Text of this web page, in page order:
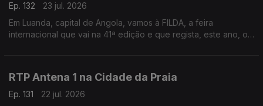
Ep. 132
23 jul. 2026
Em Luanda, capital de Angola, vamos à FILDA, a feira
internacional que vai na 41ª edição e que regista, este ano, o
RTP Antena 1 na Cidade da Praia
Ep. 131
22 jul. 2026